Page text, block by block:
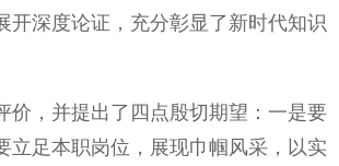
开深度论证，充分彰显了新时代知识
，并提出了四点殷切期望：一是要
立足本职岗位，展现巾帼风采，以实